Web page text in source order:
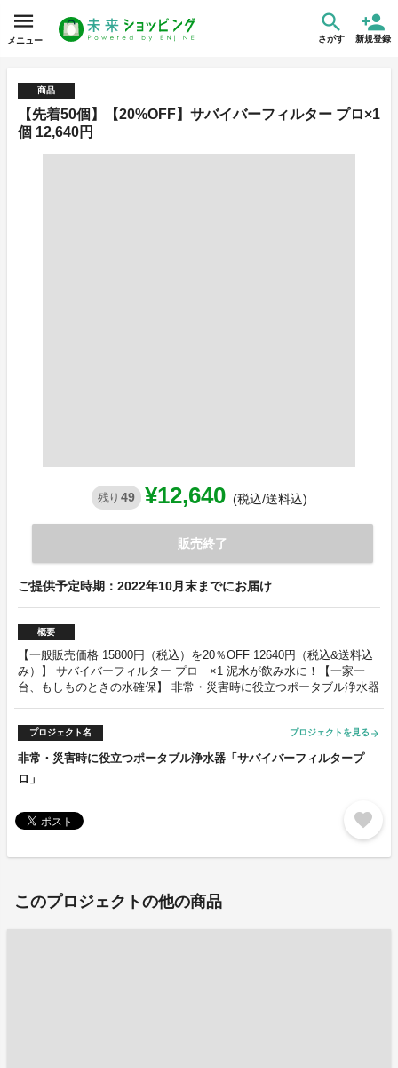
メニュー さがす 新規登録
商品
【先着50個】【20%OFF】サバイバーフィルター プロ×1
個 12,640円
残り 49 ¥12,640 (税込/送料込)
販売終了
ご提供予定時期：2022年10月末までにお届け
概要
【一般販売価格 15800円（税込）を20％OFF 12640円（税込&送料込
み）】 サバイバーフィルター プロ ×1 泥水が飲み水に！【一家一
台、もしものときの水確保】 非常・災害時に役立つポータブル浄水器
プロジェクト名 プロジェクトを見る arrow_forward
非常・災害時に役立つポータブル浄水器「サバイバーフィルタープ
ロ」
favorite
このプロジェクトの他の商品